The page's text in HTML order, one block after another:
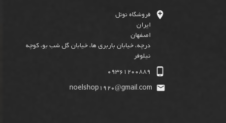

فروشگاه نوئل
ایران
اصفهان
درچه، خیابان باربری ها، خیابان گل شب بو، کوچه
نیلوفر

09361200889

noelshop1920@gmail.com